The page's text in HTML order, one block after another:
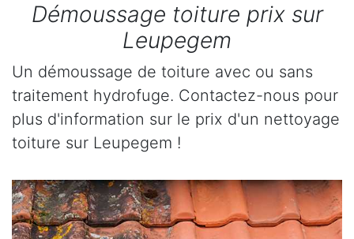
Démoussage toiture prix sur
Leupegem
Un démoussage de toiture avec ou sans
traitement hydrofuge. Contactez-nous pour
plus d'information sur le prix d'un nettoyage
toiture sur Leupegem !